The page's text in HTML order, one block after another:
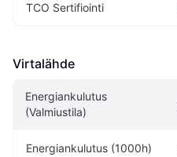
TCO Sertifiointi
Virtalähde
Energiankulutus
(Valmiustila)
Energiankulutus (1000h)